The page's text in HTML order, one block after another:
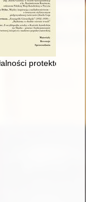
urzędów
protektora